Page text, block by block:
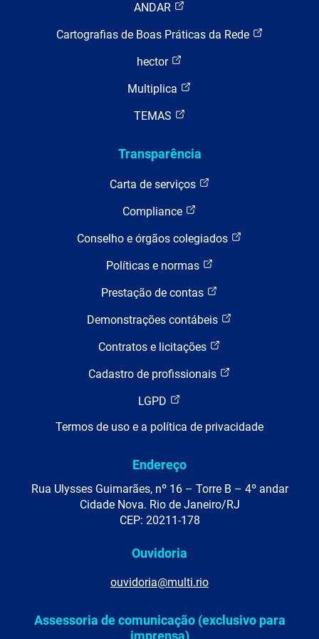
ANDAR
Cartografias de Boas Práticas da Rede
hector
Multiplica
TEMAS
Transparência
Carta de serviços
Compliance
Conselho e órgãos colegiados
Políticas e normas
Prestação de contas
Demonstrações contábeis
Contratos e licitações
Cadastro de profissionais
LGPD
Termos de uso e a política de privacidade
Endereço
Rua Ulysses Guimarães, nº 16 – Torre B – 4º andar
Cidade Nova. Rio de Janeiro/RJ
CEP: 20211-178
Ouvidoria
ouvidoria@multi.rio
Assessoria de comunicação (exclusivo para
imprensa)